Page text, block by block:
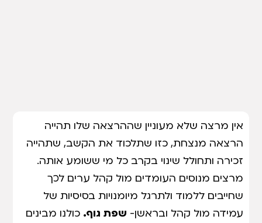
אין מרצה שלא מעוניין שההרצאה שלו תהייה
הרצאה מנצחת, כזו שתלכוד את הקשב, שתהייה
זכירה ותחולל שינוי בקרב כל מי ששומע אותה.
מרצים מנוסים העומדים מול קהל ערים לכך
שחייבים ללמוד ולתרגל מיומנויות בסיסיות של
עמידה מול קהל ובראשן- שפת גוף. כולנו מבינים